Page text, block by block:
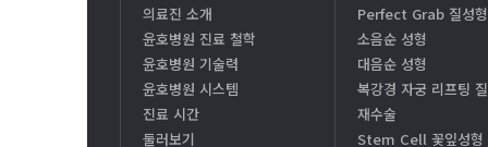
의료진 소개
윤호병원 진료 철학
윤호병원 기술력
윤호병원 시스템
진료 시간
둘러보기
Perfect Grab 질성
소음순 성형
대음순 성형
복강경 자궁 리프팅
재수술
Stem Cell 꽃잎성형